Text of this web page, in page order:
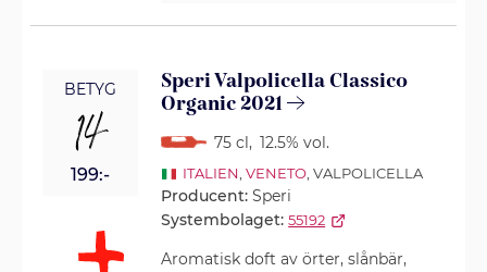
BETYG
14
199:-
Speri Valpolicella Classico
Organic 2021
75 cl, 12.5% vol.
ITALIEN VENETO, VALPOLICELLA
Producent:Speri
Systembolaget: 55192
Aromatisk doft av örter, slånbär,